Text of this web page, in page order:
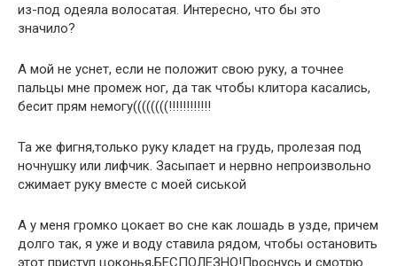
из-под одеяла волосатая. Интересно, что бы это
значило?
А мой не уснет, если не положит свою руку, а точнее
пальцы мне промеж ног, да так чтобы клитора касались,
бесит прям немогу((((((((!!!!!!!!!!!!
Та же фигня,только руку кладет на грудь, пролезая под
ночнушку или лифчик. Засыпает и нервно непроизвольно
сжимает руку вместе с моей сиськой
А у меня громко цокает во сне как лошадь в узде, причем
долго так, я уже и воду ставила рядом, чтобы остановить
этот приступ цоконья,БЕСПОЛЕЗНО!Проснусь и смотрю